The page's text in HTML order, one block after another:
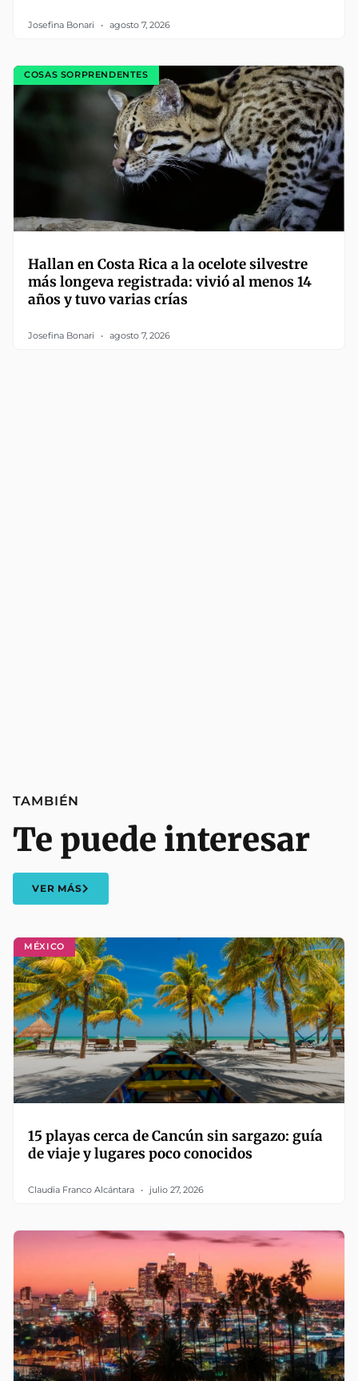
Josefina Bonari agosto 7, 2026
COSAS SORPRENDENTES
Hallan en Costa Rica a la ocelote silvestre
más longeva registrada: vivió al menos 14
años y tuvo varias crías
Josefina Bonari agosto 7, 2026
MÉXICO
15 playas cerca de Cancún sin sargazo: guía
de viaje y lugares poco conocidos
Claudia Franco Alcántara julio 27, 2026
TAMBIÉN
Te puede interesar
VER MÁS